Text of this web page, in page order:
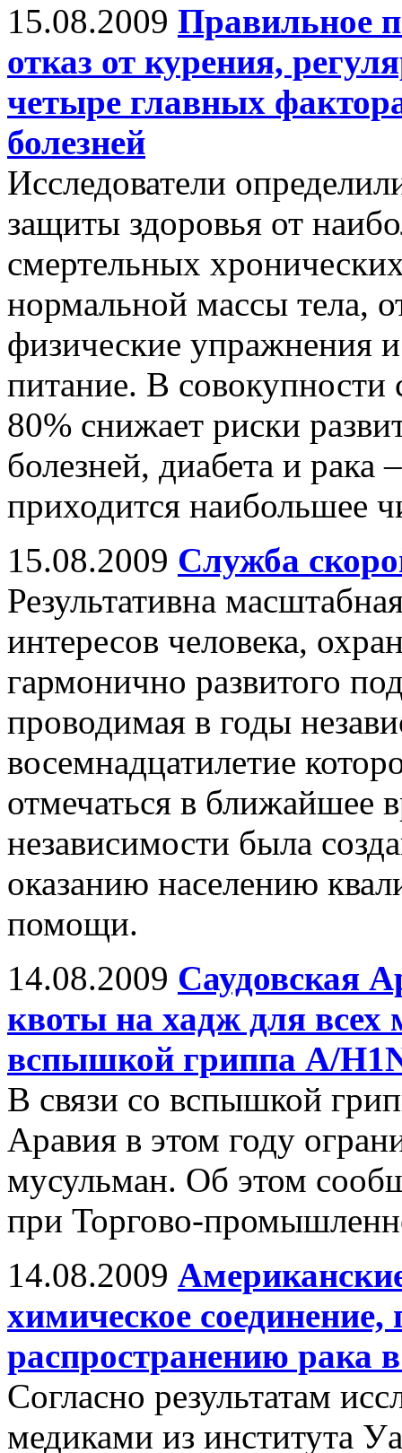
15.08.2009 Правильное
отказ от курения,
четыре главных
болезней
Исследователи
защиты здоровья от
смертельных
нормальной массы тела,
физические упражнения
питание. В
80% снижает риски
болезней, диабета и рака
приходится наибольшее
15.08.2009 Служба
Результативна
интересов человека,
гармонично развитого
проводимая в годы
восемнадцатилетие
отмечаться в ближайшее
независимости была
оказанию населению
помощи.
14.08.2009 Саудовская
квоты на хадж для всех
вспышкой гриппа А/
В связи со вспышкой
Аравия в этом году
мусульман. Об этом
при Торгово-
14.08.2009
химическое
распространению рака
Согласно результатам
медиками из института